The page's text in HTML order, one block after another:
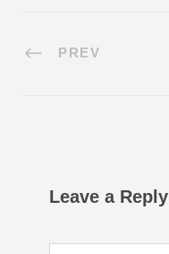
PREV
Leave a Reply